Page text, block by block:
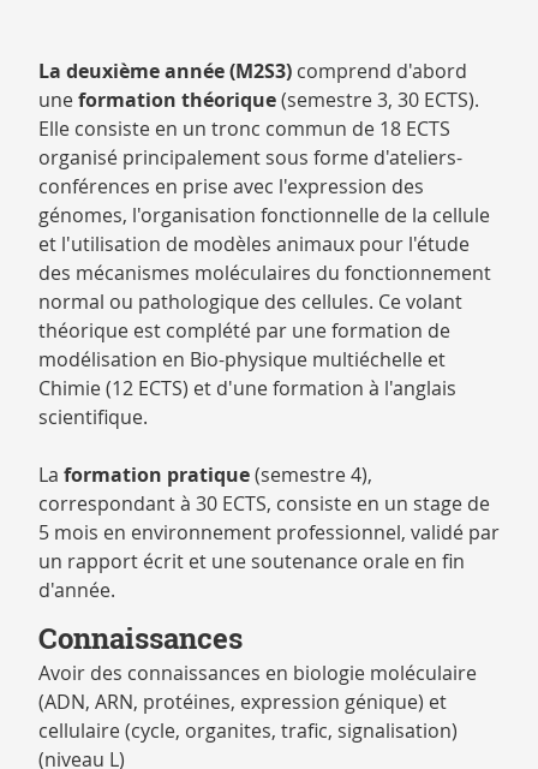
La deuxième année (M2S3) comprend d'abord
uneformation théorique(semestre 3, 30 ECTS).
Elle consiste en un tronc commun de 18 ECTS
organisé principalement sous forme d'ateliers-
conférences en prise avec l'expression des
génomes, l'organisation fonctionnelle de la cellule
et l'utilisation de modèles animaux pour l'étude
des mécanismes moléculaires du fonctionnement
normal ou pathologique des cellules. Ce volant
théorique est complété par uneformation de
modélisation en Bio-physique multiéchelle et
Chimie (12 ECTS) et d'une formation à l'anglais
scientifique.
La formation pratique(semestre 4),
correspondant à 30 ECTS, consiste en un stage de
5 mois en environnement professionnel, validé par
un rapport écrit et une soutenance orale en fin
d'année.
Connaissances
Avoir des connaissances en biologie moléculaire
(ADN, ARN, protéines, expression génique) et
cellulaire (cycle, organites, trafic, signalisation)
(niveau L)